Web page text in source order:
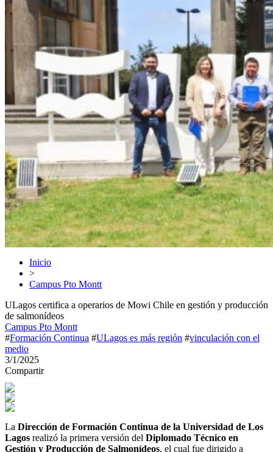
Inicio
>
Campus Pto Montt
ULagos certifica a operarios de Mowi Chile en gestión y producción
de salmonídeos
Campus Pto Montt
#Formación Continua #ULagos es más región #vinculación con el
medio
3/1/2025
Compartir
La Dirección de Formación Continua de la Universidad de Los
Lagos realizó la primera versión del Diplomado Técnico en
Gestión y Producción de Salmonídeos, el cual fue dirigido a